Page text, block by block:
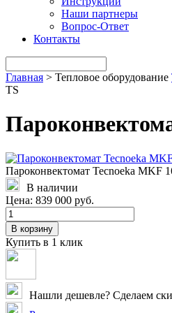
Наши партнеры
Вопрос-Ответ
Контакты
Главная > Тепловое оборудование
TS
Пароконвектомат Tecnoeka MKF
В наличии
Цена: 839 000 руб.
В корзину
Купить в 1 клик
Нашли дешевле? Сделаем